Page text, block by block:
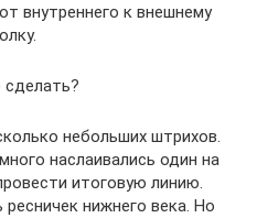
внутреннего к внешнему
сделать?
небольших штрихов.
наслаивались один на
итоговую линию.
нижнего века. Но